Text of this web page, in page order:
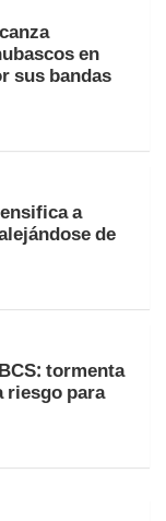
en
sus bandas
a
de
tormenta
para